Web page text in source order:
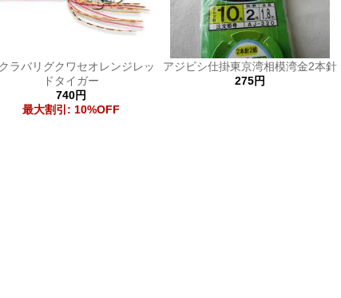
ラバリグクワセオレンジレッ
ドタイガー
740円
最大割引: 10%OFF
アジビシ仕掛東京湾相模湾金2本針
275円